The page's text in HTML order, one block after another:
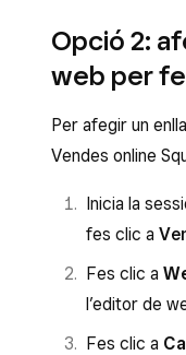
Opció 2:
web per
Per afegir un
Vendes online
Inicia la
fes clic a
Fes clic a
l’editor de
Fes clic a